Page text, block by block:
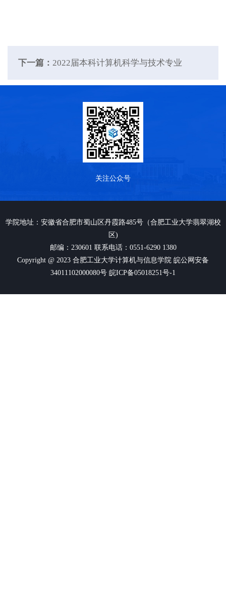
下一篇： 2022届本科计算机科学与技术专业
关注公众号
学院地址：安徽省合肥市蜀山区丹霞路485号（合肥工业大学翡翠湖校
区)
邮编：230601 联系电话：0551-6290 1380
Copyright @ 2023 合肥工业大学计算机与信息学院 皖公网安备
34011102000080号 皖ICP备05018251号-1